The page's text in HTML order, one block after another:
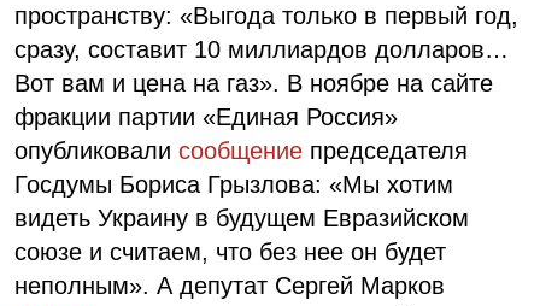
пространству: «Выгода только в первый год,
сразу, составит 10 миллиардов долларов…
Вот вам и цена на газ». В ноябре на сайте
фракции партии «Единая Россия»
опубликовали сообщение председателя
Госдумы Бориса Грызлова: «Мы хотим
видеть Украину в будущем Евразийском
союзе и считаем, что без нее он будет
неполным». А депутат Сергей Марков